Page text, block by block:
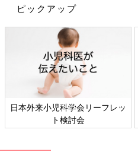
ピックアップ
日本外来小児科学会リーフレッ
ト検討会